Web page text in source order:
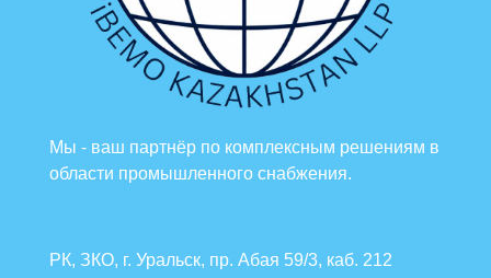
Мы - ваш партнёр по комплексным решениям в
области промышленного снабжения.
РК, ЗКО, г. Уральск, пр. Абая 59/3, каб. 212